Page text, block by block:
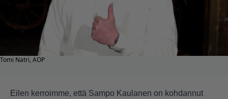
Tomi Natri, AOP
Eilen kerroimme, että Sampo Kaulanen on kohdannut